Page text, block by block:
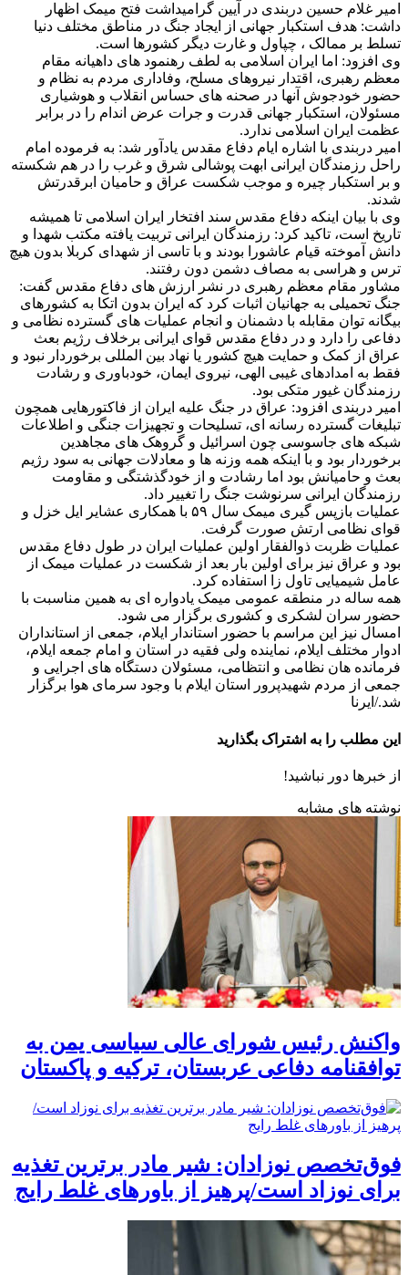
امیر غلام حسین دربندی در آیین گرامیداشت فتح میمک اظهار
داشت: هدف استکبار جهانی از ایجاد جنگ در مناطق مختلف دنیا
تسلط بر ممالک ، چپاول و غارت دیگر کشورها است.
وی افزود: اما ایران اسلامی به لطف رهنمود های داهیانه مقام
معظم رهبری، اقتدار نیروهای مسلح، وفاداری مردم به نظام و
حضور خودجوش آنها در صحنه های حساس انقلاب و هوشیاری
مسئولان، استکبار جهانی قدرت و جرات عرض اندام را در برابر
عظمت ایران اسلامی ندارد.
امیر دربندی با اشاره ایام دفاع مقدس یادآور شد: به فرموده امام
راحل رزمندگان ایرانی ابهت پوشالی شرق و غرب را در هم شکسته
و بر استکبار چیره و موجب شکست عراق و حامیان ابرقدرتش
شدند.
وی با بیان اینکه دفاع مقدس سند افتخار ایران اسلامی تا همیشه
تاریخ است، تاکید کرد: رزمندگان ایرانی تربیت یافته مکتب شهدا و
دانش آموخته قیام عاشورا بودند و با تاسی از شهدای کربلا بدون هیچ
ترس و هراسی به مصاف دشمن دون رفتند‌.
مشاور مقام معظم رهبری در نشر ارزش های دفاع مقدس گفت:
جنگ تحمیلی به جهانیان اثبات کرد که ایران بدون اتکا به کشورهای
بیگانه توان مقابله با دشمنان و انجام عملیات های گسترده نظامی و
دفاعی را دارد و در دفاع مقدس قوای ایرانی برخلاف رژیم بعث
عراق از کمک و حمایت هیچ کشور یا نهاد بین المللی برخوردار نبود و
فقط به امدادهای غیبی الهی، نیروی ایمان، خودباوری و رشادت
رزمندگان غیور متکی بود.
امیر دربندی افزود: عراق در جنگ علیه ایران از فاکتورهایی همچون
تبلیغات گسترده رسانه ای، تسلیحات و تجهیزات جنگی و اطلاعات
شبکه های جاسوسی چون اسرائیل و گروهک های مجاهدین
برخوردار بود و با اینکه همه وزنه ها و معادلات جهانی به سود رژیم
بعث و حامیانش بود اما رشادت و از خودگذشتگی و مقاومت
رزمندگان ایرانی سرنوشت جنگ را تغییر داد.
عملیات بازپس گیری میمک سال ۵۹ با همکاری عشایر ایل خزل و
قوای نظامی ارتش صورت گرفت.
عملیات ظربت ذوالفقار اولین عملیات ایران در طول دفاع مقدس
بود و عراق نیز برای اولین بار بعد از شکست در عملیات میمک از
عامل شیمیایی تاول زا استفاده کرد.
همه ساله در منطقه عمومی میمک یادواره ای به همین مناسبت با
حضور سران لشکری و کشوری برگزار می شود.
امسال نیز این مراسم با حضور استاندار ایلام، جمعی از استانداران
ادوار مختلف ایلام، نماینده ولی فقیه در استان و امام جمعه ایلام،
فرمانده هان نظامی و انتظامی، مسئولان دستگاه های اجرایی و
جمعی از مردم شهیدپرور استان ایلام با وجود سرمای هوا برگزار
شد./ایرنا
این مطلب را به اشتراک بگذارید
از خبرها دور نباشید!
نوشته های مشابه
واکنش رئیس شورای عالی سیاسی یمن به
توافقنامه دفاعی عربستان، ترکیه و پاکستان
فوق‌تخصص نوزادان: شیر مادر برترین تغذیه
برای نوزاد است/پرهیز از باورهای غلط رایج